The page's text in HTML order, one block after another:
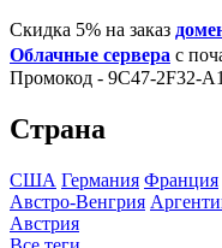
Скидка 5% на заказ
Облачные сервера с
Промокод - 9C47-2F32-
Страна
США Германия Франция
Австро-Венгрия
Австрия